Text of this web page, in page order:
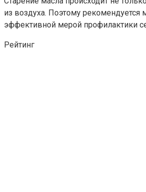
из воздуха. Поэтому рекомендуется
эффективной мерой профилактики
Рейтинг